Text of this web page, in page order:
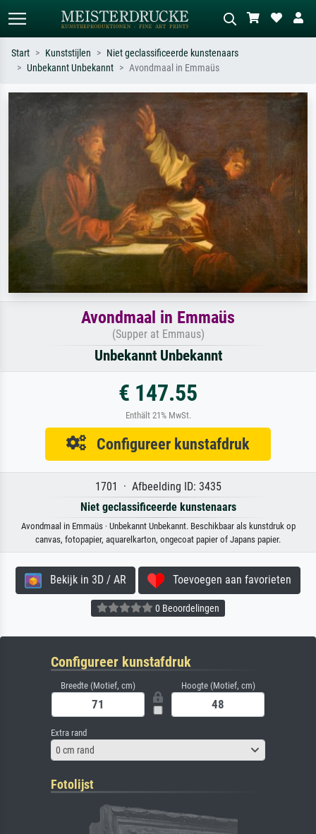
Zoek op kunstenaar, titel of stijl – bijv.
Monet, Sterrennacht, impressionisme,
Hokusai-golf, naakt.
Beschrijf de scène – bijv. groene
een boom.
Start Kunststijlen
Niet geclassificeerde kunstenaars
Unbekannt Unbekannt
Avondmaal in Emmaüs
Avondmaal in Emmaüs
(Supper at Emmaus)
Unbekannt Unbekannt
€ 147.55
Enthält 21% MwSt.
Configureer kunstafdruk
1701 · Afbeelding ID: 3435
Niet geclassificeerde kunstenaars
Avondmaal in Emmaüs · Unbekannt Unbekannt. Beschikbaar als kunstdruk op
canvas, fotopapier, aquarelkarton, ongecoat papier of Japans papier.
Bekijk in 3D / AR Toevoegen aan favorieten
0 Beoordelingen
Configureer kunstafdruk
Breedte (Motief, cm) Hoogte (Motief, cm)
Extra rand
0 cm rand
Fotolijst